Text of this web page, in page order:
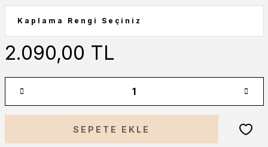
2.090,00 TL
SEPETE EKLE